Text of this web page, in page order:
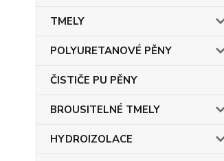
TMELY
POLYURETANOVÉ PĚNY
ČISTIČE PU PĚNY
BROUSITELNÉ TMELY
HYDROIZOLACE